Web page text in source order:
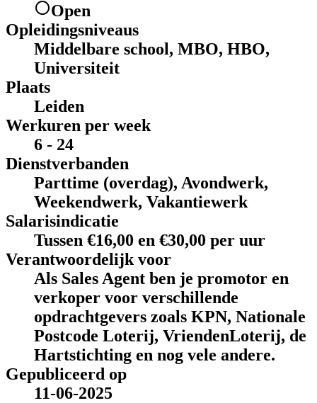
Open
Opleidingsniveaus
Middelbare school, MBO, HBO,
Universiteit
Plaats
Leiden
Werkuren per week
6 - 24
Dienstverbanden
Parttime (overdag), Avondwerk,
Weekendwerk, Vakantiewerk
Salarisindicatie
Tussen €16,00 en €30,00 per uur
Verantwoordelijk voor
Als Sales Agent ben je promotor en
verkoper voor verschillende
opdrachtgevers zoals KPN, Nationale
Postcode Loterij, VriendenLoterij, de
Hartstichting en nog vele andere.
Gepubliceerd op
11-06-2025